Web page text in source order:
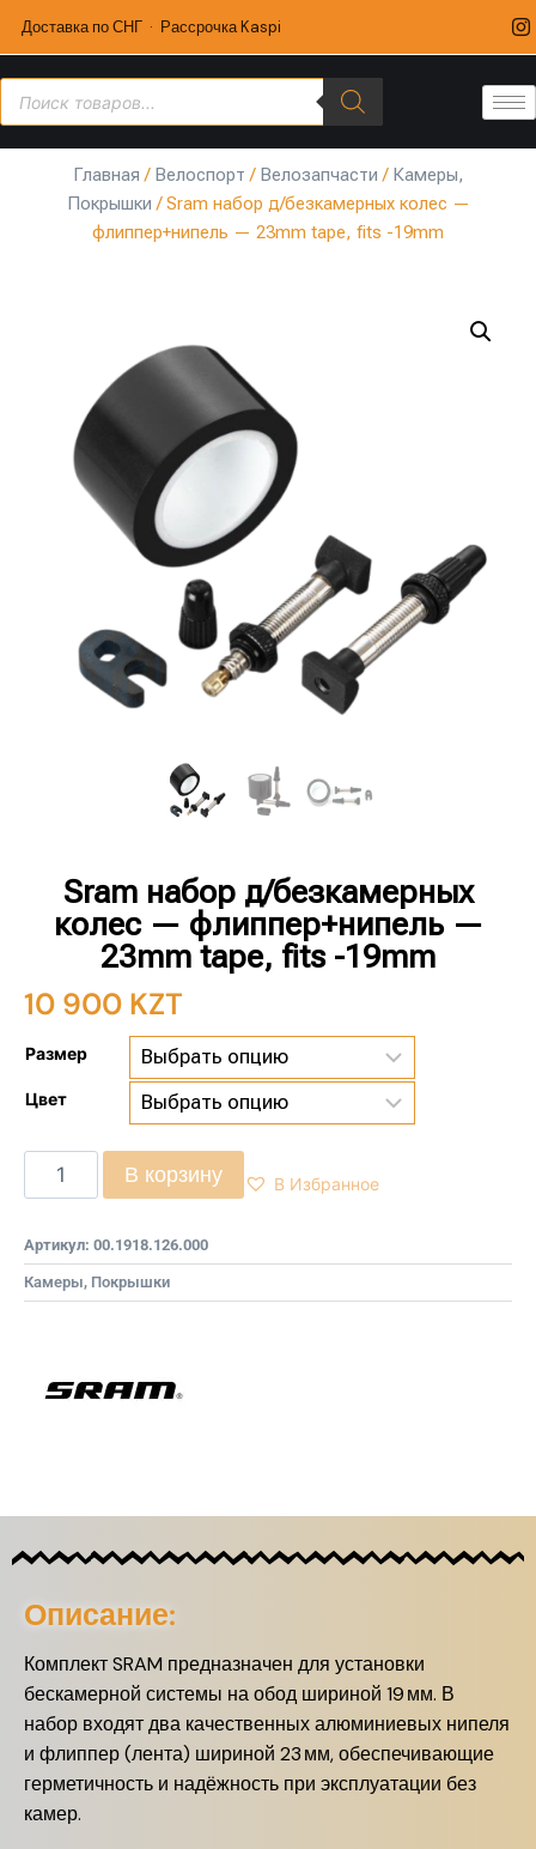
Доставка по СНГ · Рассрочка Kaspi
Главная / Велоспорт / Велозапчасти / Камеры,
Покрышки / Sram набор д/безкамерных колес —
флиппер+нипель — 23mm tape, fits -19mm
Sram набор д/безкамерных
колес — флиппер+нипель —
23mm tape, fits -19mm
10 900 KZT
Размер
Цвет
В корзину В Избранное
Артикул: 00.1918.126.000
Камеры, Покрышки
Описание:
Комплект SRAM предназначен для установки
бескамерной системы на обод шириной 19 мм. В
набор входят два качественных алюминиевых нипеля
и флиппер (лента) шириной 23 мм, обеспечивающие
герметичность и надёжность при эксплуатации без
камер.